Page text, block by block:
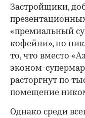
Застройщики,
«премиальный
кофейни», но
то, что вместо
эконом-
расторгнут по
помещение
Однако среди